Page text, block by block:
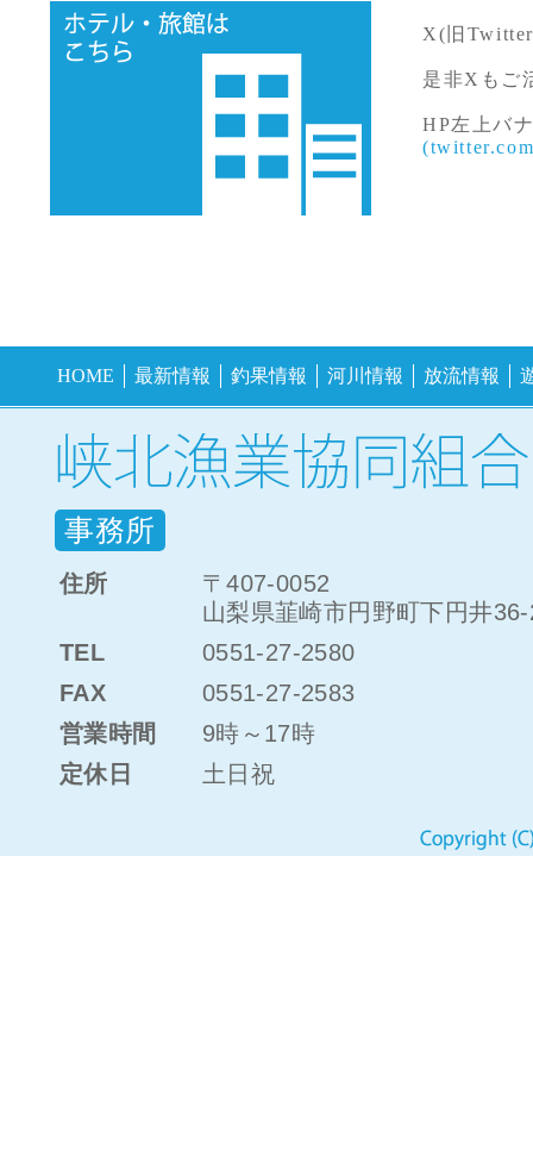
X(旧
是非Xもご
HP左上バ
HOME 最新情報 釣果情報 河川情報 放流情報
事務所
住所
〒407-0052
山梨県韮崎市円野町下円井
TEL
0551-27-2580
FAX
0551-27-2583
営業時間
9時～17時
定休日
土日祝